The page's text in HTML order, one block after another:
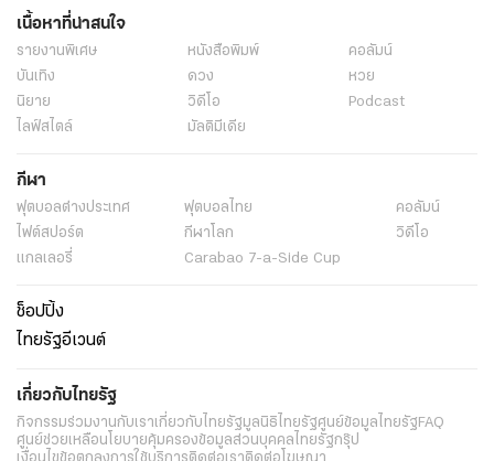
เนื้อหาที่น่าสนใจ
รายงานพิเศษ หนังสือพิมพ์
คอลัมน์
บันเทิง
ดวง
หวย
นิยาย
วิดีโอ
Podcast
ไลฟ์สไตล์
มัลติมีเดีย
กีฬา
ฟุตบอลต่่างประเทศ ฟุตบอลไทย
คอลัมน์
ไฟต์สปอร์ต
กีฬาโลก
วิดีโอ
แกลเลอรี่
Carabao 7-a-Side Cup
ช็อปปิ้ง
ไทยรัฐอีเวนต์
เกี่ยวกับไทยรัฐ
กิจกรรมร่วมงานกับเราเกี่ยวกับไทยรัฐมูลนิธิไทยรัฐศูนย์ข้อมูลไทยรัฐFAQ
ศูนย์ช่วยเหลือนโยบายคุ้มครองข้อมูลส่วนบุคคลไทยรัฐกรุ๊ป